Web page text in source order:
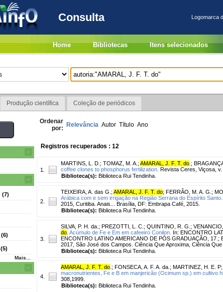
Consulta Logomarca
Home Bibliotecas Itens selecionados
Produção científica Coleção de periódicos
(7)
(6)
(5)
Mais...
Ordenar
por: Relevância Autor Título Ano
Registros recuperados : 12
1.
MARTINS, L. D. ; TOMAZ, M. A. ; AMARAL, J. F. T. do ;
coffee clones to phosphorus fertilization. Revista Ceres, Viçosa, v.
Biblioteca(s): Biblioteca Rui Tendinha.
2.
TEIXEIRA, A. das G. ; AMARAL, J. F. T. do; FERRÃO, M. A. G. ;
Arábica com e sem irrigação na Região Serrana do Espírito Santo.
2015, Curitiba. Anais... Brasília, DF: Embrapa Café, 2015.
Biblioteca(s): Biblioteca Rui Tendinha.
3.
SILVA, P. H. da. ; PREZOTTI, L. C. ; QUINTINO, R. G. ;
do Acúmulo de Fe e Em em cafeeiro Conilon. In: ENCONTRO
ENCONTRO LATINO AMERICANO DE PÓS GRADUAÇÃO, 17.;
2017, São José dos Campos. Ciência Que Aproxima, Ciência
Biblioteca(s): Biblioteca Rui Tendinha.
4.
AMARAL, J. F. T. do ; FONSECA, A. F. A. da. ; MARTINEZ, H. E. P;
macronutrientes, Fe e B em manjericão (Ocimum sp.) em cultivo
308,1999.
Biblioteca(s): Biblioteca Rui Tendinha.